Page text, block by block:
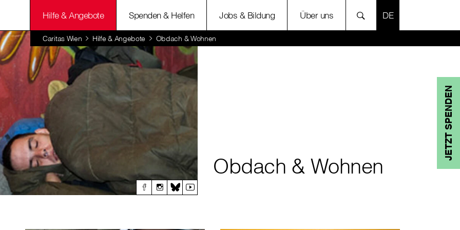
Hilfe & Angebote Spenden & Helfen Jobs & Bildung Über uns SPRACHE
Caritas Wien Hilfe & Angebote Obdach & Wohnen
JETZT SPENDEN
Obdach & Wohnen